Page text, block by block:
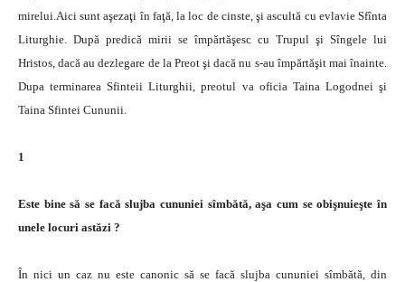
mirelui.Aici sunt aşezaţi în faţă, la loc de cinste, şi ascultă cu evlavie Sfînta
Liturghie. După predică mirii se împărtăşesc cu Trupul şi Sîngele lui
Hristos, dacă au dezlegare de la Preot şi dacă nu s-au împărtăşit mai înainte.
Dupa terminarea Sfinteii Liturghii, preotul va oficia Taina Logodnei şi
Taina Sfintei Cununii.
1
Este bine să se facă slujba cununiei sîmbătă, aşa cum se obişnuieşte în
unele locuri astăzi ?
În nici un caz nu este canonic să se facă slujba cununiei sîmbătă, din